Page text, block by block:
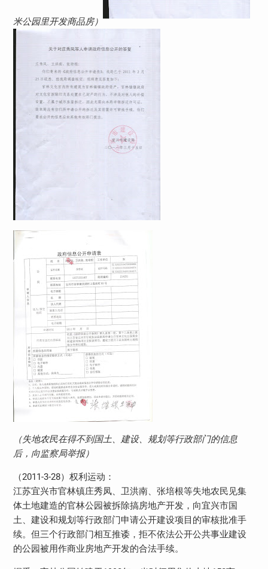
米公园里开发商品房）
（失地农民在得不到国土、建设、规划等行政部门的信息
后，向监察局举报）
（2011-3-28）权利运动：
江苏宜兴市官林镇庄秀凤、卫洪南、张培根等失地农民见集
体土地建造的官林公园被拆除搞房地产开发，向宜兴市国
土、建设和规划等行政部门申请公开建设项目的审核批准手
续。但三个行政部门相互推诿，拒不依法公开公共事业建设
的公园被用作商业房地产开发的合法手续。